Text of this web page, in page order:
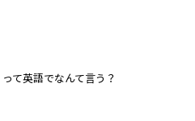
て英語でなんて言う？